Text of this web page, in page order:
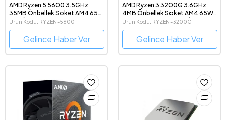
AMD Ryzen 5 5600 3.5GHz
35MB Önbellek Soket AM4 65W
7nm İşlemci
Ürün Kodu: RYZEN-5600
Gelince Haber Ver
AMD Ryzen 3 3200G 3.6GHz
4MB Önbellek Soket AM4 65W
VEGA 8 Graphics 12nm İşlemci
Ürün Kodu: RYZEN-3200G
Gelince Haber Ver